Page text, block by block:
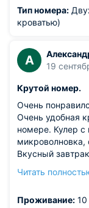
Тип номера:
кроватью)
А
19
Крутой номер.
Очень
Очень удобная
номере. Кулер с
Вкусный
поэтому ими не
пандус.... Но
Читать
Проживание: 10